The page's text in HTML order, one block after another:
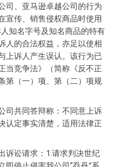
司、亚马逊卓越公司的行为
宣传、销售侵权商品时使用
人知名字号及知名商品的特有
人的合法权益，亦足以使相
上诉人产生误认。该行为已
当竞争法》（简称《反不正
第（一）项、第（二）项规
司共同答辩称：不同意上诉
认定事实清楚，适用法律正
诉讼请求：1.请求判决世纪